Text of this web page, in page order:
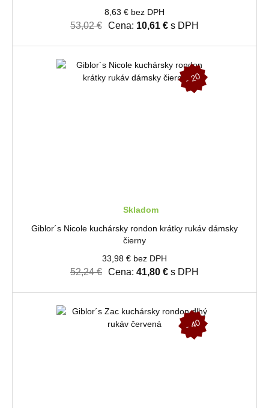
8,63 € bez DPH
53,02 € Cena: 10,61 € s DPH
-
2
0
Skladom
Giblor´s Nicole kuchársky rondon krátky rukáv dámsky
čierny
33,98 € bez DPH
52,24 € Cena: 41,80 € s DPH
-
4
0